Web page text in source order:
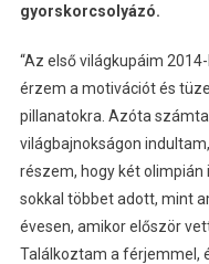
gyorskorcsolyázó.
“Az első világkupáim
érzem a motivációt és
pillanatokra. Azóta
világbajnokságon
részem, hogy két
sokkal többet adott, mint
évesen, amikor először
Találkoztam a férjemmel,